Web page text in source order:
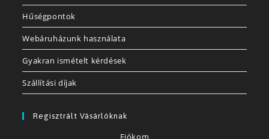
Hűségpontok
Webáruházunk használata
Gyakran ismételt kérdések
Szállítási díjak
Regisztrált Vásárlóknak
Fiókom